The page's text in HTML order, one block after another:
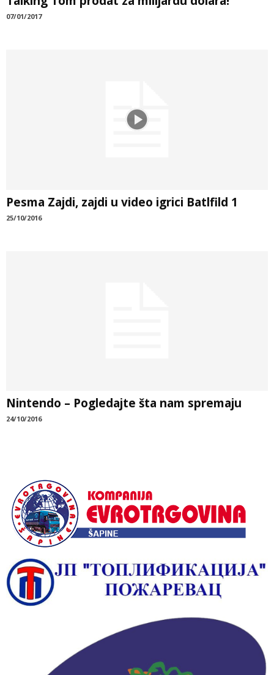
07/01/2017
Pesma Zajdi, zajdi u video igrici Batlfild 1
25/10/2016
Nintendo – Pogledajte šta nam spremaju
24/10/2016